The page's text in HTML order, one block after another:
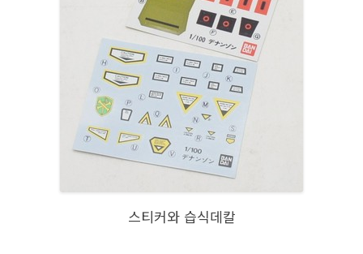
스티커와 습식데칼